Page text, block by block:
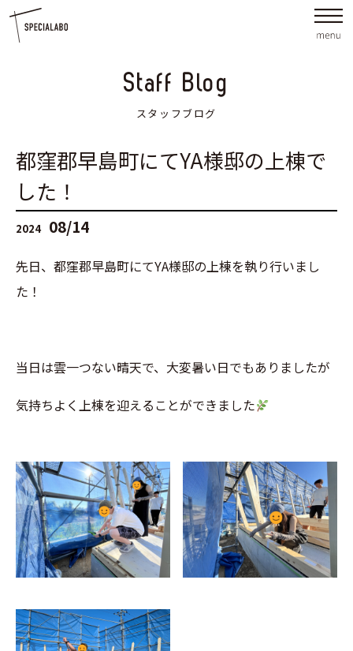
Staff Blog
スタッフブログ
都窪郡早島町にてYA様邸の上棟で
した！
2024 08/14
先日、都窪郡早島町にてYA様邸の上棟を執り行いまし
た！
当日は雲一つない晴天で、大変暑い日でもありましたが
気持ちよく上棟を迎えることができました